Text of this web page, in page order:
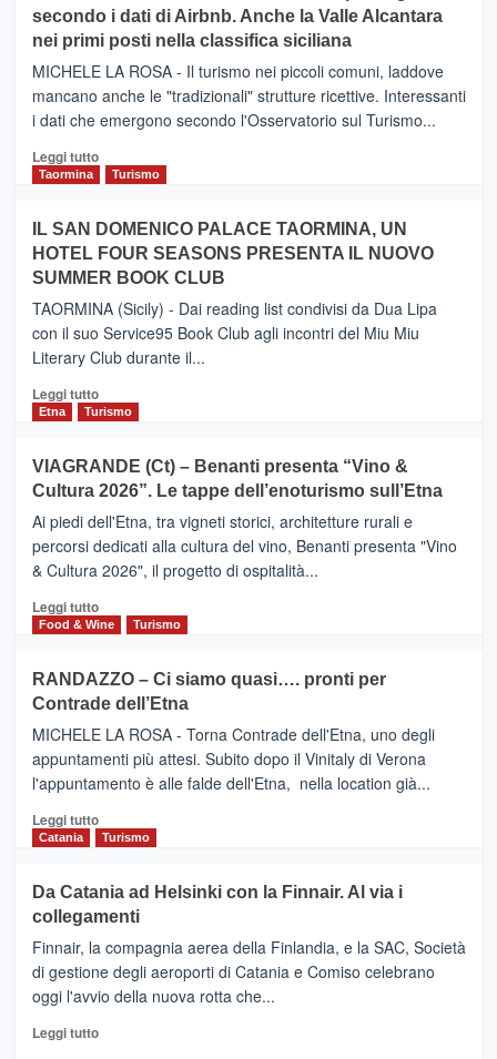
–
Inaugurato
il
nuovo
collegamento
tra
e
Zanzibar
da
Neos
secondo i dati di Airbnb. Anche la Valle Alcantara
nei primi posti nella classifica siciliana
MICHELE LA ROSA - Il turismo nei piccoli comuni, laddove
mancano anche le "tradizionali" strutture ricettive. Interessanti
i dati che emergono secondo l'Osservatorio sul Turismo...
Leggi tuttoLeggi
PIEDIMONTE
ETNEO
–
Meta
turistica
privilegiata
secondo
dati
di
Anche
la
Alcantara
nei
primi
nella
classifica
Taormina Turismo
IL SAN DOMENICO PALACE TAORMINA, UN
HOTEL FOUR SEASONS PRESENTA IL NUOVO
SUMMER BOOK CLUB
TAORMINA (Sicily) - Dai reading list condivisi da Dua Lipa
con il suo Service95 Book Club agli incontri del Miu Miu
Literary Club durante il...
Leggi tuttoLeggi
di
IL
SAN
DOMENICO
PALACE
TAORMINA,
UN
HOTEL
FOUR
IL
NUOVO
SUMMER
CLUB
Etna Turismo
VIAGRANDE (Ct) – Benanti presenta “Vino &
Cultura 2026”. Le tappe dell’enoturismo sull’Etna
Ai piedi dell'Etna, tra vigneti storici, architetture rurali e
percorsi dedicati alla cultura del vino, Benanti presenta "Vino
& Cultura 2026", il progetto di ospitalità...
Leggi tuttoLeggi
di
VIAGRANDE
(Ct)
–
Benanti
presenta
“Vino
&
Cultura
tappe
dell’enoturismo
Food & Wine Turismo
RANDAZZO – Ci siamo quasi…. pronti per
Contrade dell’Etna
MICHELE LA ROSA - Torna Contrade dell'Etna, uno degli
appuntamenti più attesi. Subito dopo il Vinitaly di Verona
l'appuntamento è alle falde dell'Etna, nella location già...
Leggi tuttoLeggi
di
RANDAZZO
–
Ci
siamo
quasi….
pronti
per
Catania Turismo
Da Catania ad Helsinki con la Finnair. Al via i
collegamenti
Finnair, la compagnia aerea della Finlandia, e la SAC, Società
di gestione degli aeroporti di Catania e Comiso celebrano
oggi l'avvio della nuova rotta che...
Leggi tuttoLeggi